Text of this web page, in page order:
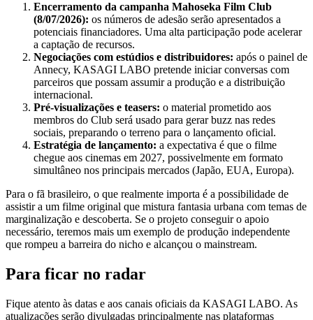
Encerramento da campanha Mahoseka Film Club
(8/07/2026): os números de adesão serão apresentados a
potenciais financiadores. Uma alta participação pode acelerar
a captação de recursos.
Negociações com estúdios e distribuidores: após o painel de
Annecy, KASAGI LABO pretende iniciar conversas com
parceiros que possam assumir a produção e a distribuição
internacional.
Pré‑visualizações e teasers: o material prometido aos
membros do Club será usado para gerar buzz nas redes
sociais, preparando o terreno para o lançamento oficial.
Estratégia de lançamento: a expectativa é que o filme
chegue aos cinemas em 2027, possivelmente em formato
simultâneo nos principais mercados (Japão, EUA, Europa).
Para o fã brasileiro, o que realmente importa é a possibilidade de
assistir a um filme original que mistura fantasia urbana com temas de
marginalização e descoberta. Se o projeto conseguir o apoio
necessário, teremos mais um exemplo de produção independente
que rompeu a barreira do nicho e alcançou o mainstream.
Para ficar no radar
Fique atento às datas e aos canais oficiais da KASAGI LABO. As
atualizações serão divulgadas principalmente nas plataformas